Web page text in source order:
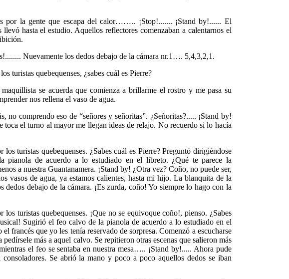
por la gente que escapa del calor…….. ¡Stop!....... ¡Stand by!...... El
hasta el estudio. Aquellos reflectores comenzaban a calentarnos el
Nuevamente los dedos debajo de la cámara nr.1…. 5,4,3,2,1.
turistas quebequenses, ¿sabes cuál es Pierre?
se acuerda que comienza a brillarme el rostro y me pasa su
nos rellena el vaso de agua.
comprendo eso de “señores y señoritas”. ¿Señoritas?..... ¡Stand by!
el turno al mayor me llegan ideas de relajo. No recuerdo si lo hacía
turistas quebequenses. ¿Sabes cuál es Pierre? Preguntó dirigiéndose
pianola de acuerdo a lo estudiado en el libreto. ¿Qué te parece la
a nuestra Guantanamera. ¡Stand by! ¿Otra vez? Coño, no puede ser,
de agua, ya estamos calientes, hasta mi hijo. La blanquita de la
debajo de la cámara. ¡Es zurda, coño! Yo siempre lo hago con la
turistas quebequenses. ¡Que no se equivoque coño!, pienso. ¿Sabes
Sugirió el feo calvo de la pianola de acuerdo a lo estudiado en el
francés que yo les tenía reservado de sorpresa. Comenzó a escucharse
más a aquel calvo. Se repitieron otras escenas que salieron más
el feo se sentaba en nuestra mesa….. ¡Stand by!..... Ahora pude
Se abrió la mano y poco a poco aquellos dedos se iban